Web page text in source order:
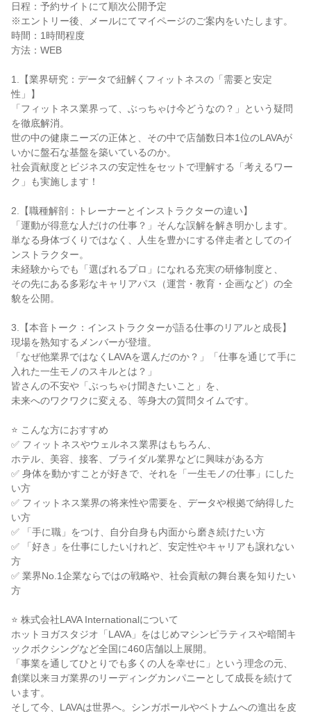
日程：予約サイトにて順次公開予定
※エントリー後、メールにてマイページのご案内をいたします。
時間：1時間程度
方法：WEB
1.【業界研究：データで紐解くフィットネスの「需要と安定
性」】
「フィットネス業界って、ぶっちゃけ今どうなの？」という疑問
を徹底解消。
世の中の健康ニーズの正体と、その中で店舗数日本1位のLAVAが
いかに盤石な基盤を築いているのか。
社会貢献度とビジネスの安定性をセットで理解する「考えるワー
ク」も実施します！
2.【職種解剖：トレーナーとインストラクターの違い】
「運動が得意な人だけの仕事？」そんな誤解を解き明かします。
単なる身体づくりではなく、人生を豊かにする伴走者としてのイ
ンストラクター。
未経験からでも「選ばれるプロ」になれる充実の研修制度と、
その先にある多彩なキャリアパス（運営・教育・企画など）の全
貌を公開。
3.【本音トーク：インストラクターが語る仕事のリアルと成長】
現場を熟知するメンバーが登壇。
「なぜ他業界ではなくLAVAを選んだのか？」「仕事を通じて手に
入れた一生モノのスキルとは？」
皆さんの不安や「ぶっちゃけ聞きたいこと」を、
未来へのワクワクに変える、等身大の質問タイムです。
⭐ こんな方におすすめ
✅ フィットネスやウェルネス業界はもちろん、
ホテル、美容、接客、ブライダル業界などに興味がある方
✅ 身体を動かすことが好きで、それを「一生モノの仕事」にした
い方
✅ フィットネス業界の将来性や需要を、データや根拠で納得した
い方
✅ 「手に職」をつけ、自分自身も内面から磨き続けたい方
✅ 「好き」を仕事にしたいけれど、安定性やキャリアも譲れない
方
✅ 業界No.1企業ならではの戦略や、社会貢献の舞台裏を知りたい
方
⭐ 株式会社LAVA Internationalについて
ホットヨガスタジオ「LAVA」をはじめマシンピラティスや暗闇キ
ックボクシングなど全国に460店舗以上展開。
「事業を通してひとりでも多くの人を幸せに」という理念の元、
創業以来ヨガ業界のリーディングカンパニーとして成長を続けて
います。
そして今、LAVAは世界へ。シンガポールやベトナムへの進出を皮